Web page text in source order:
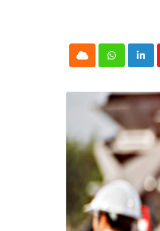
LinkedIn
Whatsapp
Cloud